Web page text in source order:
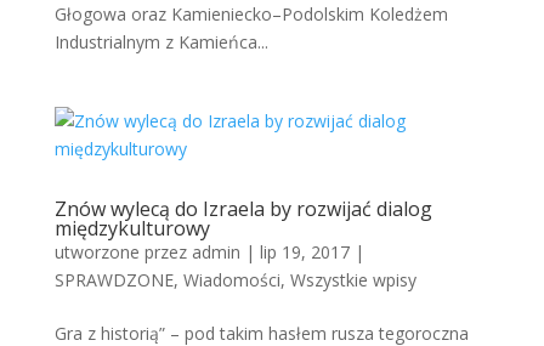
Głogowa oraz Kamieniecko–Podolskim Koledżem
Industrialnym z Kamieńca...
Znów wylecą do Izraela by rozwijać dialog
międzykulturowy
utworzone przez admin | lip 19, 2017|
SPRAWDZONE, Wiadomości, Wszystkie wpisy
Gra z historią” – pod takim hasłem rusza tegoroczna